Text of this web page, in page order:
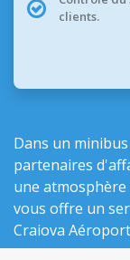
clients.
Dans un
partenaires
une
vous offre un
Craiova Aéroport